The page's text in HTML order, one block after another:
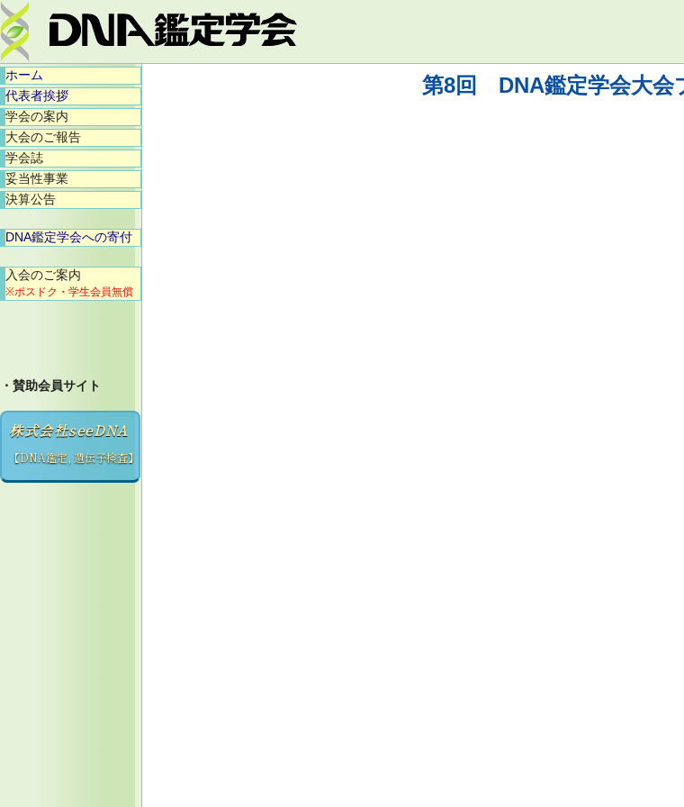
ホーム
代表者挨拶
学会の案内
大会のご報告
学会誌
妥当性事業
決算公告
DNA鑑定学会への寄付
入会のご案内
※ポスドク・学生会員無償
・賛助会員サイト
株式会社seeDNA
【DNA鑑定, 遺伝子検査】
第8回 DNA鑑定学会大会